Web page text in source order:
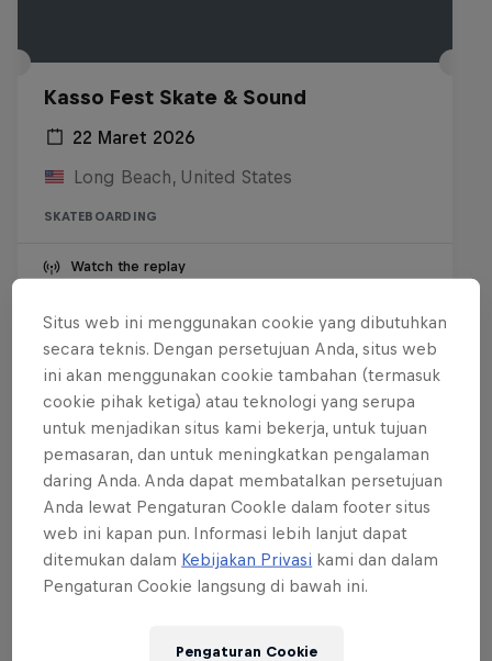
Kasso Fest Skate & Sound
22 Maret 2026
Long Beach, United States
SKATEBOARDING
Watch the replay
Want more of this?
Skateboarding
Welcome to the Red Bull Skateboarding hub, your
source for skateboarding news, videos, rider …
Situs web ini menggunakan cookie yang dibutuhkan
secara teknis. Dengan persetujuan Anda, situs web
ini akan menggunakan cookie tambahan (termasuk
cookie pihak ketiga) atau teknologi yang serupa
untuk menjadikan situs kami bekerja, untuk tujuan
pemasaran, dan untuk meningkatkan pengalaman
daring Anda. Anda dapat membatalkan persetujuan
Anda lewat Pengaturan CookIe dalam footer situs
web ini kapan pun. Informasi lebih lanjut dapat
ditemukan dalam Kebijakan Privasi kami dan dalam
Pengaturan Cookie langsung di bawah ini.
Pengaturan Cookie